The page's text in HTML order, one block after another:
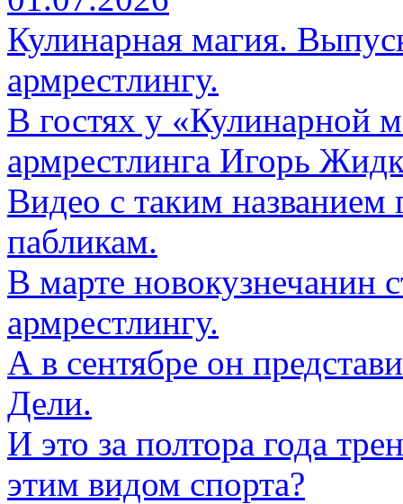
Кулинарная магия.
армрестлингу.
В гостях у «Кулинарной
армрестлинга Игорь
Видео с таким названием
пабликам.
В марте новокузнечанин
армрестлингу.
А в сентябре он
Дели.
И это за полтора года
этим видом спорта?